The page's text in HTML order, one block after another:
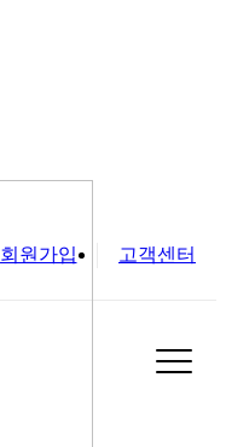
회원가입 고객센터